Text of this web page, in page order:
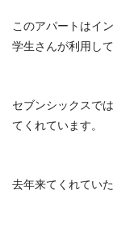
このアパートはイ
学生さんが利用し
セブンシックスで
てくれています。
去年来てくれてい